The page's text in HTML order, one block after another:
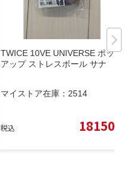
TWICE 10VE UNIVERSE ポップ
アップ ストレスボール サナ
マイストア在庫： 2514
税込 18150